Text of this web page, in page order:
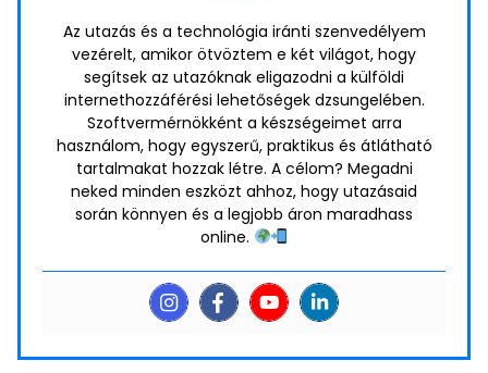
Az utazás és a technológia iránti szenvedélyem
vezérelt, amikor ötvöztem e két világot, hogy
segítsek az utazóknak eligazodni a külföldi
internethozzáférési lehetőségek dzsungelében.
Szoftvermérnökként a készségeimet arra
használom, hogy egyszerű, praktikus és átlátható
tartalmakat hozzak létre. A célom? Megadni
neked minden eszközt ahhoz, hogy utazásaid
során könnyen és a legjobb áron maradhass
online.